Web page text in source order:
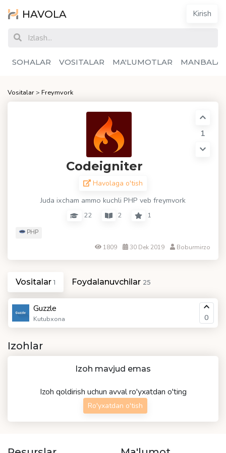
HAVOLA Kirish
SOHALAR VOSITALAR MA'LUMOTLAR
Vositalar> Freymvork
Codeigniter
Havolaga o'tish
Juda ixcham ammo kuchli PHP veb freymvork
22 2 1
1
PHP
1809 30 Dek 2019 Boburmirzo
Vositalar1 Foydalanuvchilar 25
Guzzle
Kutubxona 0
Izohlar
Izoh mavjud emas
Izoh qoldirish uchun avval ro'yxatdan o'ting
Ro'yxatdan o'tish